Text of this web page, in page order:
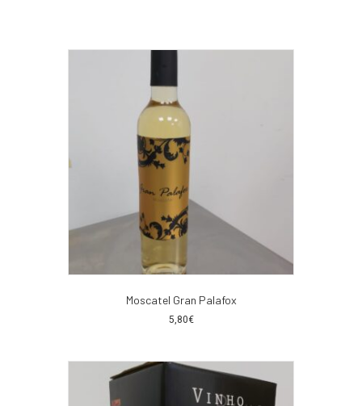
Moscatel Gran Palafox
5,80€